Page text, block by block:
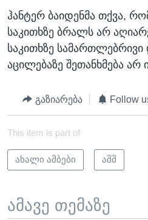
ჰანტერ ბაიდენმა თქვა,
საკითხზე ბრალს არ
საკითხზე სამართლებრივი
აცილებაზე შეთანხმება არ
გაზიარება Follow
This item is part of
ახალი ამბები აშშ
ამავე თემაზე